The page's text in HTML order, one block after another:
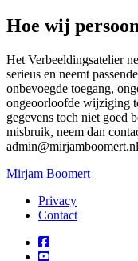
Hoe wij
Het Verbeeldingsatelier
serieus en neemt
onbevoegde toegang,
ongeoorloofde wijziging
gegevens toch niet goed
misbruik, neem dan
admin@mirjamboomert.nl
Mirjam Boomert
Privacy
Contact